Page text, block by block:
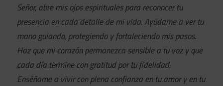
Señor, abre mis ojos espirituales para reconocer tu
presencia en cada detalle de mi vida. Ayúdame a ver tu
mano guiando, protegiendo y fortaleciendo mis pasos.
Haz que mi corazón permanezca sensible a tu voz y que
cada día termine con gratitud por tu fidelidad.
Enséñame a vivir con plena confianza en tu amor y en tu